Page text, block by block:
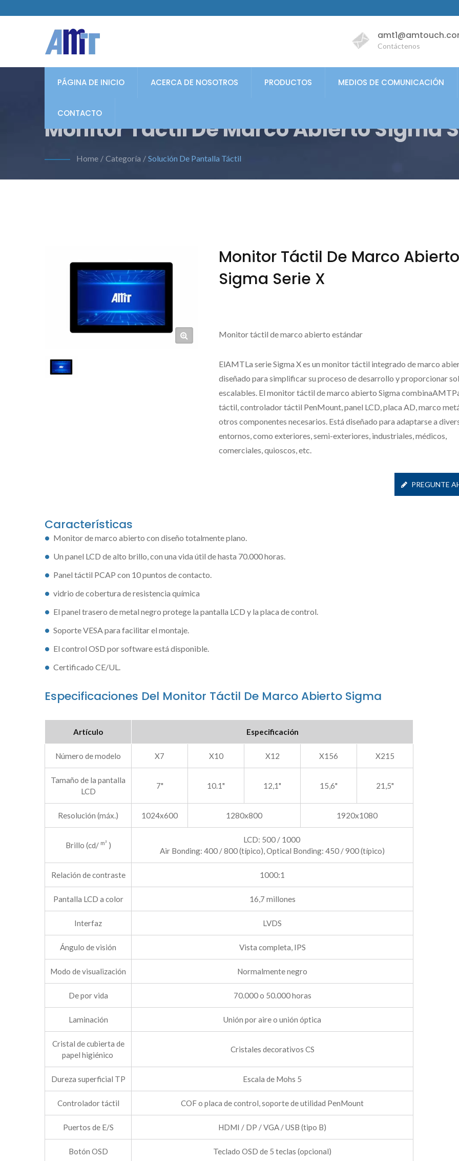
Contáctenos
PÁGINA DE INICIO ACERCA DE NOSOTROS PRODUCTOS MEDIOS DE COMUNICACIÓN
CONTACTO
Monitor Táctil De Marco Abierto Sigma
Home / Categoría / Solución De Pantalla Táctil
Monitor Táctil De Marco Abierto
Sigma Serie X
Monitor táctil de marco abierto estándar
ElAMTLa serie Sigma X es un monitor táctil integrado de marco
diseñado para simplificar su proceso de desarrollo y proporcionar
escalables. El monitor táctil de marco abierto Sigma
táctil, controlador táctil PenMount, panel LCD, placa AD, marco
otros componentes necesarios. Está diseñado para adaptarse a
entornos, como exteriores, semi-exteriores, industriales, médicos,
comerciales, quioscos, etc.
PREGUNTE
Características
Monitor de marco abierto con diseño totalmente plano.
Un panel LCD de alto brillo, con una vida útil de hasta 70.000 horas.
Panel táctil PCAP con 10 puntos de contacto.
vidrio de cobertura de resistencia química
El panel trasero de metal negro protege la pantalla LCD y la placa de control.
Soporte VESA para facilitar el montaje.
El control OSD por software está disponible.
Certificado CE/UL.
Especificaciones Del Monitor Táctil De Marco Abierto Sigma
Artículo Especificación
Número de modelo X7 X10 X12 X156 X215
Tamaño de la pantalla
LCD
7" 10.1" 12,1" 15,6" 21,5"
Resolución (máx.) 1024x600 1280x800 1920x1080
Brillo (cd/ m²)
LCD: 500 / 1000
Air Bonding: 400 / 800 (típico), Optical Bonding: 450 / 900 (típico)
Relación de contraste 1000:1
Pantalla LCD a color 16,7 millones
Interfaz LVDS
Ángulo de visión Vista completa, IPS
Modo de visualización Normalmente negro
De por vida 70.000 o 50.000 horas
Laminación Unión por aire o unión óptica
Cristal de cubierta de
papel higiénico
Cristales decorativos CS
Dureza superficial TP Escala de Mohs 5
Controlador táctil COF o placa de control, soporte de utilidad PenMount
Puertos de E/S HDMI / DP / VGA / USB (tipo B)
Botón OSD Teclado OSD de 5 teclas (opcional)